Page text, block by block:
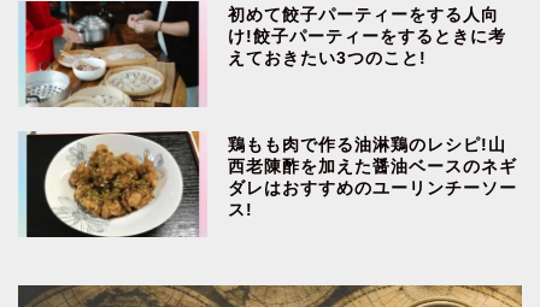
初めて餃子パーティーをする人向
け!餃子パーティーをするときに考
えておきたい3つのこと!
鶏もも肉で作る油淋鶏のレシピ!山
西老陳酢を加えた醤油ベースのネギ
ダレはおすすめのユーリンチーソー
ス!